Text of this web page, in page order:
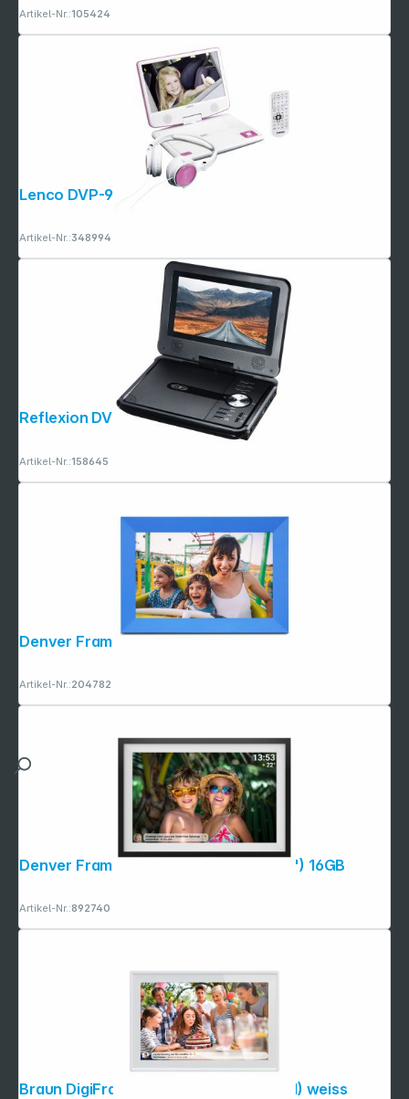
Artikel-Nr.:105424
Artikel-Nr.:348994
Reflexion DVD7002N
Artikel-Nr.:158645
Denver Frameo PFF-1023BU blau
Artikel-Nr.:204782
Denver Frameo PFF-1016 25,4cm (10,1") 16GB
Artikel-Nr.:892740
Braun DigiFrame 1019 WiFi 25,7cm (10,1) weiss